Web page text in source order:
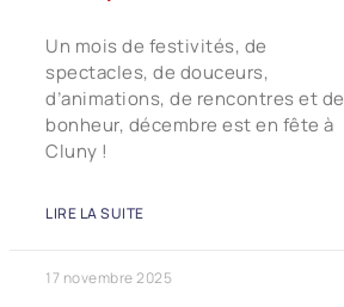
Un mois de festivités, de
spectacles, de douceurs,
d’animations, de rencontres et de
bonheur, décembre est en fête à
Cluny !
LIRE LA SUITE
17 novembre 2025